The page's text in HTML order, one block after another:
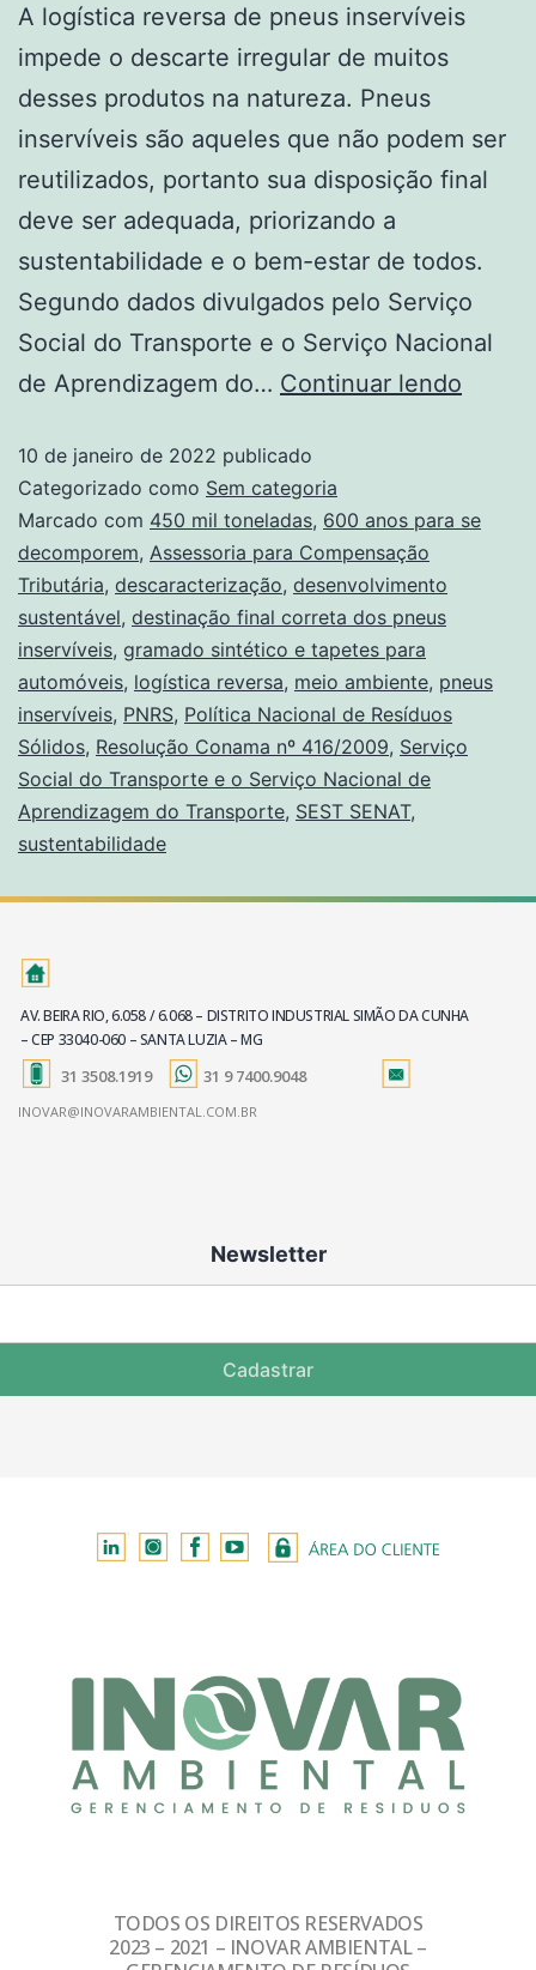
A logística reversa de pneus inservíveis
impede o descarte irregular de muitos
desses produtos na natureza. Pneus
inservíveis são aqueles que não podem ser
reutilizados, portanto sua disposição final
deve ser adequada, priorizando a
sustentabilidade e o bem-estar de todos.
Segundo dados divulgados pelo Serviço
Social do Transporte e o Serviço Nacional
de Aprendizagem do… Continuar lendo
10 de janeiro de 2022 publicado
Categorizado como Sem categoria
Marcado com 450 mil toneladas, 600 anos para se
decomporem, Assessoria para Compensação
Tributária, descaracterização, desenvolvimento
sustentável, destinação final correta dos pneus
inservíveis, gramado sintético e tapetes para
automóveis, logística reversa, meio ambiente, pneus
inservíveis, PNRS, Política Nacional de Resíduos
Sólidos, Resolução Conama nº 416/2009, Serviço
Social do Transporte e o Serviço Nacional de
Aprendizagem do Transporte, SEST SENAT,
sustentabilidade
AV. BEIRA RIO, 6.058 / 6.068 – DISTRITO INDUSTRIAL SIMÃO DA CUNHA
– CEP 33040-060 – SANTA LUZIA – MG
31 3508.1919 31 9 7400.9048
INOVAR@INOVARAMBIENTAL.COM.BR
Newsletter
Cadastrar
TODOS OS DIREITOS RESERVADOS
2023 – 2021 – INOVAR AMBIENTAL –